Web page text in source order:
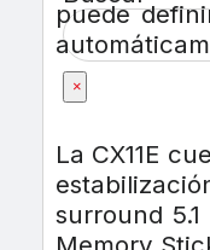
×
puede
La CX11E
surround